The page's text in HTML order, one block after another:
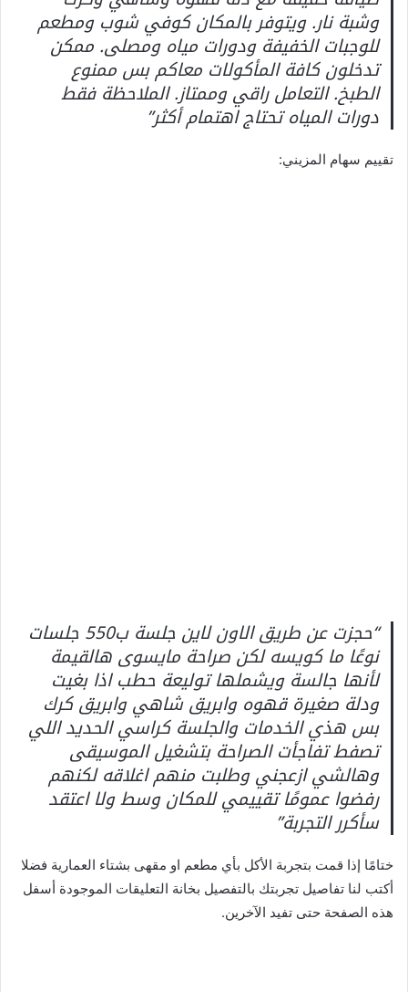
وشبة نار. ويتوفر بالمكان كوفي شوب ومطعم
للوجبات الخفيفة ودورات مياه ومصلى. ممكن
تدخلون كافة المأكولات معاكم بس ممنوع
الطبخ. التعامل راقي وممتاز. الملاحظة فقط
دورات المياه تحتاج اهتمام أكثر”
تقييم سهام المزيني:
“حجزت عن طريق الاون لاين جلسة ب550 جلسات
نوعًا ما كويسه لكن صراحة مايسوى هالقيمة
لأنها جالسة ويشملها توليعة حطب اذا بغيت
ودلة صغيرة قهوه وابريق شاهي وابريق كرك
بس هذي الخدمات والجلسة كراسي الحديد اللي
تصفط تفاجأت الصراحة بتشغيل الموسيقى
وهالشي ازعجني وطلبت منهم اغلاقه لكنهم
رفضوا عمومًا تقييمي للمكان وسط ولا اعتقد
سأكرر التجربة”
ختامًا إذا قمت بتجربة الأكل بأي مطعم او مقهى بشتاء العمارية فضلا
أكتب لنا تفاصيل تجربتك بالتفصيل بخانة التعليقات الموجودة أسفل
هذه الصفحة حتى تفيد الآخرين.